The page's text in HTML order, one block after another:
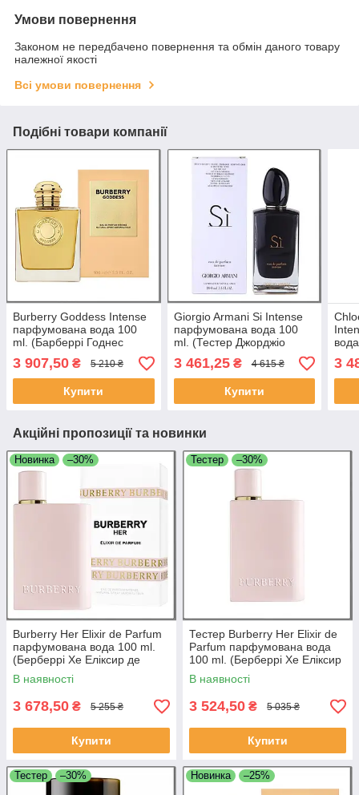
Умови повернення
Законом не передбачено повернення та обмін даного товару
належної якості
Всі умови повернення
Подібні товари компанії
Burberry Goddess Intense
парфумована вода 100
ml. (Барберрі Годнес
Інтенс)
3 907,50 ₴ 5 210 ₴
Купити
Giorgio Armani Si Intense
парфумована вода 100
ml. (Тестер Джорджіо
Армані Сі Інтенс)
3 461,25₴ 4 615 ₴
Купити
де
3
Акційні пропозиції та новинки
Новинка –30%
Burberry Her Elixir de Parfum
парфумована вода 100 ml.
(Берберрі Хе Еліксир де
Парфум)
В наявності
3 678,50 ₴ 5 255 ₴
Купити
Тестер –30%
Тестер Burberry Her Elixir de
Parfum парфумована вода
100 ml. (Берберрі Хе Еліксир
де Парфум)
В наявності
3 524,50 ₴ 5 035 ₴
Купити
Тестер –30% Новинка –25%